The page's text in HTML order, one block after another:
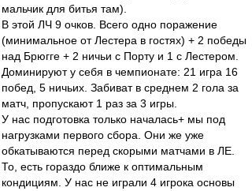
мальчик для битья там).
В этой ЛЧ 9 очков. Всего одно поражение
(минимальное от Лестера в гостях) + 2 победы
над Брюгге + 2 ничьи с Порту и 1 с Лестером.
Доминируют у себя в чемпионате: 21 игра 16
побед, 5 ничьих. Забиват в среднем 2 гола за
матч, пропускают 1 раз за 3 игры.
У нас подготовка только началась+ мы под
нагрузками первого сбора. Они же уже
обкатываются перед скорыми матчами в ЛЕ.
То, есть гораздо ближе к оптимальным
кондициям. У нас не играли 4 игрока основы